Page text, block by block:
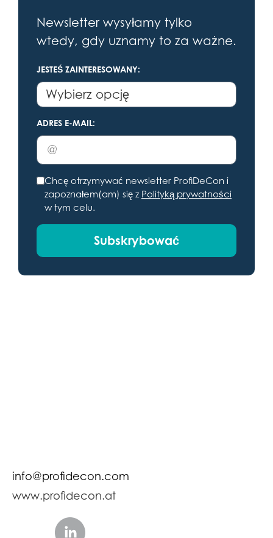
Newsletter wysyłamy tylko
wtedy, gdy uznamy to za ważne.
JESTEŚ ZAINTERESOWANY:
ADRES E-MAIL:
Chcę otrzymywać newsletter ProfiDeCon i
zapoznałem(am) się z Polityką prywatności
w tym celu.
Subskrybować
info@profidecon.com
www.profidecon.at